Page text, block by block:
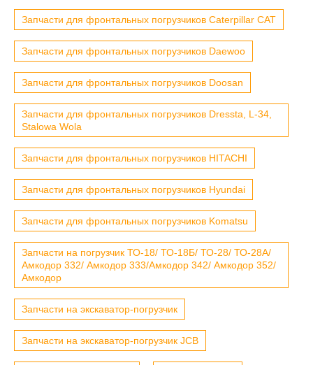
Запчасти для фронтальных погрузчиков Caterpillar CAT
Запчасти для фронтальных погрузчиков Daewoo
Запчасти для фронтальных погрузчиков Doosan
Запчасти для фронтальных погрузчиков Dressta, L-34,
Stalowa Wola
Запчасти для фронтальных погрузчиков HITACHI
Запчасти для фронтальных погрузчиков Hyundai
Запчасти для фронтальных погрузчиков Komatsu
Запчасти на погрузчик ТО-18/ ТО-18Б/ ТО-28/ ТО-28А/
Амкодор 332/ Амкодор 333/Амкодор 342/ Амкодор 352/
Амкодор
Запчасти на экскаватор-погрузчик
Запчасти на экскаватор-погрузчик JCB